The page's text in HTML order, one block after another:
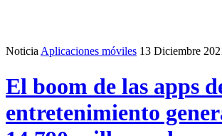
Noticia Aplicaciones móviles 13 Diciembre
El boom de las apps
entretenimiento